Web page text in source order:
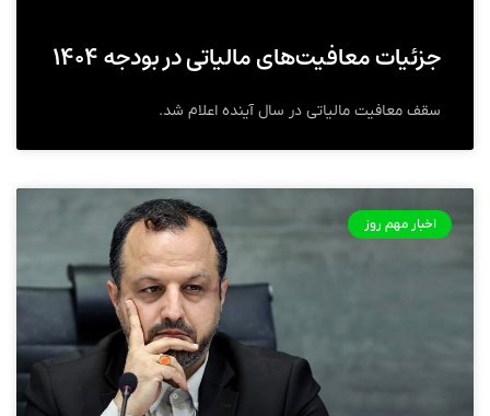
جزئیات معافیت‌های مالیاتی در بودجه ۱۴۰۴
سقف معافیت مالیاتی در سال آینده اعلام شد.
اخبار مهم روز